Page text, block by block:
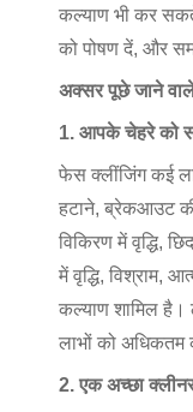
कल्याण भी कर
को पोषण दें, और
अक्सर पूछे जाने
1. आपके चेहरे को
फेस क्लींजिंग कई
हटाने, ब्रेकआउट
विकिरण में वृद्धि,
में वृद्धि, विश्राम,
कल्याण शामिल
लाभों को
2. एक अच्छा